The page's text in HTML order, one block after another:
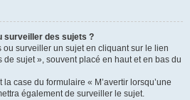
surveiller des sujets ?
surveiller un sujet en cliquant sur le lien
sujet », souvent placé en haut et en bas du
case du formulaire « M’avertir lorsqu’une
également de surveiller le sujet.